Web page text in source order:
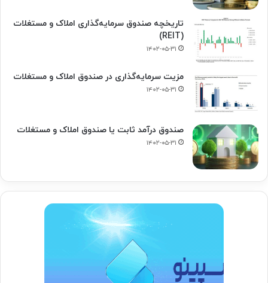
تاریخچه صندوق سرمایه‌گذاری املاک و مستغلات
(REIT)
۱۴۰۲-۰۵-۳۱
مزیت سرمایه‌گذاری در صندوق املاک و مستغلات
۱۴۰۲-۰۵-۳۱
صندوق درآمد ثابت یا صندوق املاک و مستغلات
۱۴۰۲-۰۵-۳۱